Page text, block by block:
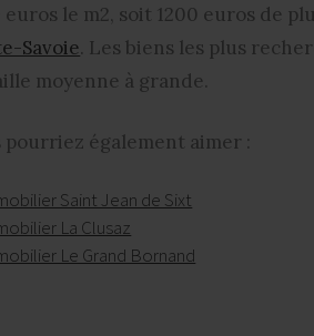
euros le m2, soit 1200 euros de
Savoie. Les biens les plus
moyenne à grande.
pourriez également aimer :
Saint Jean de Sixt
La Clusaz
Le Grand Bornand